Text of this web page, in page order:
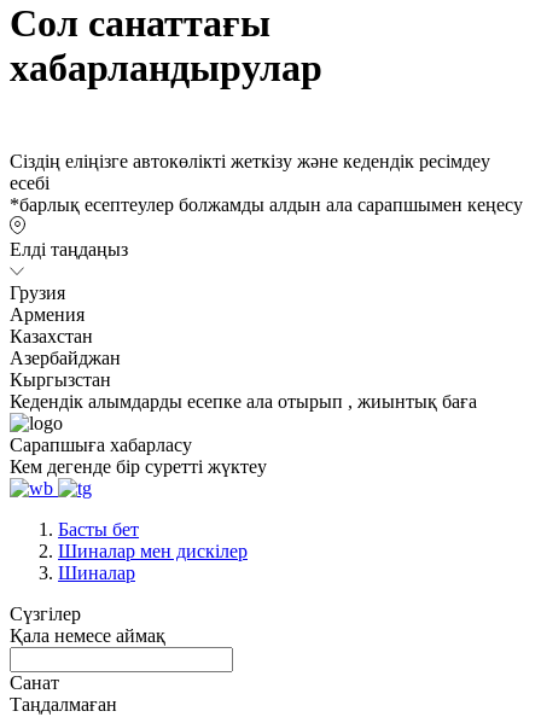
Сол санаттағы
хабарландырулар
Сіздің еліңізге автокөлікті жеткізу және кедендік ресімдеу
есебі
*барлық есептеулер болжамды алдын ала сарапшымен кеңесу
Елді таңдаңыз
Грузия
Армения
Казахстан
Азербайджан
Кыргызстан
Кедендік алымдарды есепке ала отырып , жиынтық баға
Сарапшыға хабарласу
Кем дегенде бір суретті жүктеу
Басты бет
Шиналар мен дискілер
Шиналар
Сүзгілер
Қала немесе аймақ
Санат
Таңдалмаған